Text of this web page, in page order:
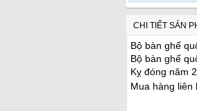
CHI TIẾT SẢN
Bộ bàn ghế
Bộ bàn ghế
Kỵ đóng năm
Mua hàng liên